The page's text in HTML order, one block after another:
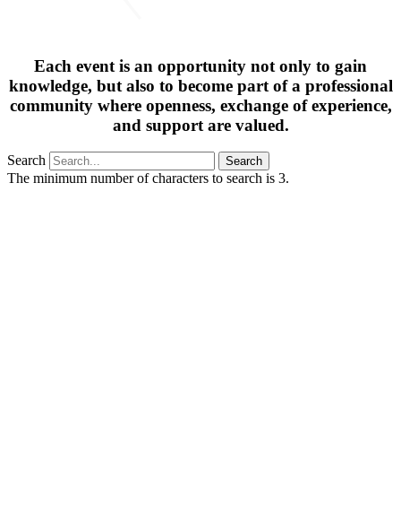
Each event is an opportunity not only to gain
knowledge, but also to become part of a professional
community where openness, exchange of experience,
and support are valued.
Search Search
The minimum number of characters to search is 3.